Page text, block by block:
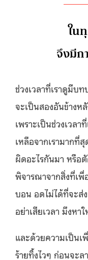
ใน
จึงมีก
ช่วงเวลาที่เราดูมีบ
จะเป็นสองอันข้างห
เพราะเป็นช่วงเวล
เหลือจากเรามากที่สุ
ผิดอะไรกันมา หรือ
พิจารณาจากสิ่งที่เพื่
บอน อดไม่ได้ที่จะส่ง
อย่าเสียเวลา มึงหา
และด้วยความเป็นเ
ร้ายทิ้งไวๆ ก่อนจะล